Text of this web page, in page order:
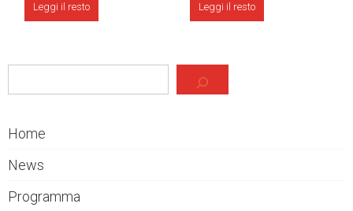
Leggi il resto Leggi il resto
Home
News
Programma